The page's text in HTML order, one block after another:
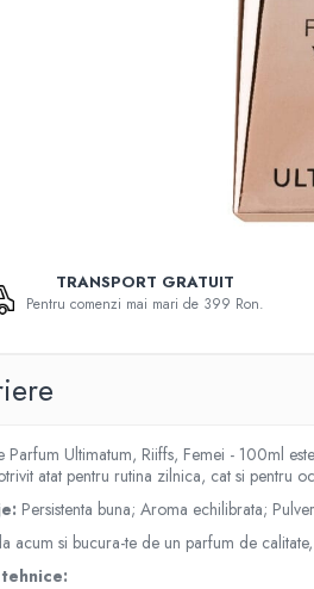
TRANSPORT GRATUIT
Pentru comenzi mai mari de 399 Ron.
Parfum Ultimatum, Riiffs, Femei - 100ml
atat pentru rutina zilnica, cat si pentru
Persistenta buna; Aroma echilibrata;
acum si bucura-te de un parfum de